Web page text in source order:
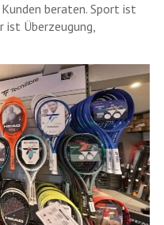
beraten. Sport ist
ist Überzeugung,